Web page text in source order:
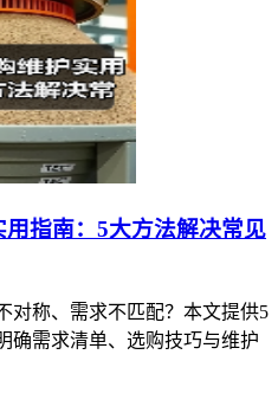
指南：5大方法解决常见
对称、需求不匹配？本文提供5
确需求清单、选购技巧与维护